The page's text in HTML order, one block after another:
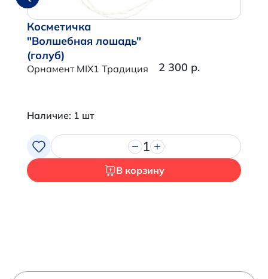
Косметичка
"Волшебная лошадь"
(голуб)
Орнамент MIX1 Традиция 2 300 р.
Наличие: 1 шт
1
В корзину